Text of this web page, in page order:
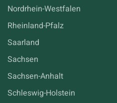
Nordrhein-Westfalen
Rheinland-Pfalz
Saarland
Sachsen
Sachsen-Anhalt
Schleswig-Holstein